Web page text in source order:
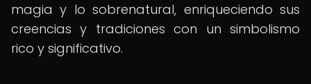
magia y lo sobrenatural, enriqueciendo sus
creencias y tradiciones con un simbolismo
rico y significativo.